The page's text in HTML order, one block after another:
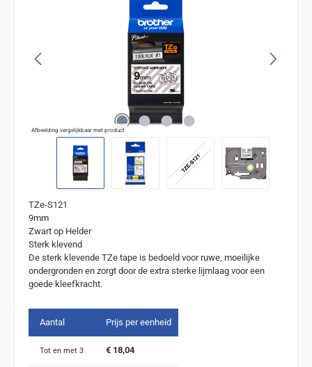
Afbeelding vergelijkbaar met product
TZe-S121
9mm
Zwart op Helder
Sterk klevend
De sterk klevende TZe tape is bedoeld voor ruwe, moeilijke
ondergronden en zorgt door de extra sterke lijmlaag voor een
goede kleefkracht.
Aantal Prijs per eenheid
Tot en met 3 € 18,04